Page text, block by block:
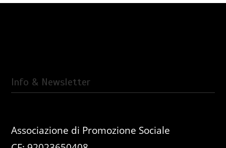
Info & Newsletter
Associazione di Promozione Sociale